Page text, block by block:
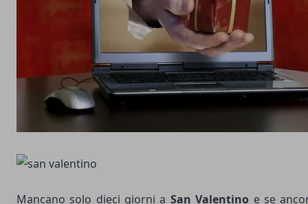
Mancano solo dieci giorni a San Valentino e se